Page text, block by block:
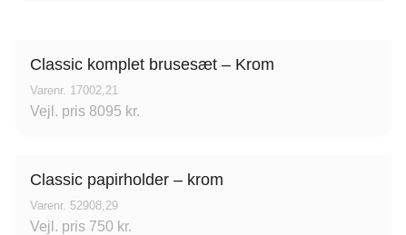
Classic komplet brusesæt – Krom
Varenr. 17002,21
Vejl. pris 8095 kr.
Classic papirholder – krom
Varenr. 52908,29
Vejl. pris 750 kr.